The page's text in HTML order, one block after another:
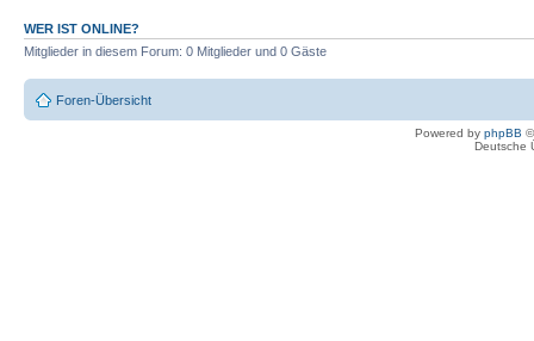
WER IST ONLINE?
Mitglieder in diesem Forum: 0 Mitglieder und 0 Gäste
Foren-Übersicht
Powered by phpBB
Deutsche